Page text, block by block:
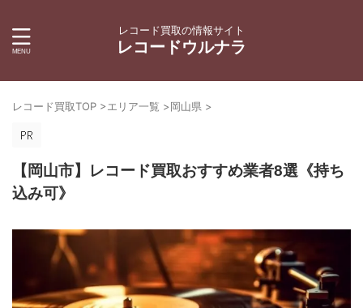
レコード買取の情報サイト
レコードウルナラ
レコード買取TOP >エリア一覧 >岡山県 >
【岡山市】レコード買取おすすめ業者8選《持ち
込み可》